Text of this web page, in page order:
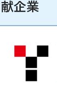
企業